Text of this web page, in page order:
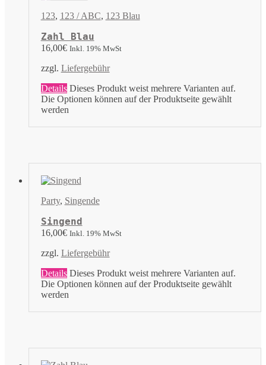
123, 123 / ABC, 123 Blau
Zahl Blau
16,00€ Inkl. 19% MwSt
zzgl. Liefergebühr
Details Dieses Produkt weist mehrere Varianten auf.
Die Optionen können auf der Produktseite gewählt
werden
Party, Singende
Singend
16,00€ Inkl. 19% MwSt
zzgl. Liefergebühr
Details Dieses Produkt weist mehrere Varianten auf.
Die Optionen können auf der Produktseite gewählt
werden